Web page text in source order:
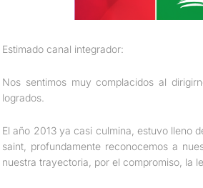
Estimado canal integrador:
Nos sentimos muy complacidos al
logrados.
El año 2013 ya casi culmina, estuvo lleno
saint, profundamente reconocemos a
nuestra trayectoria, por el compromiso, la